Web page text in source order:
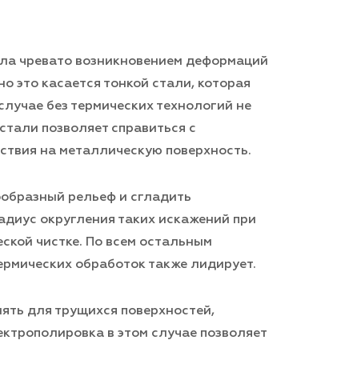
чревато возникновением деформаций
это касается тонкой стали, которая
без термических технологий не
позволяет справиться с
на металлическую поверхность.
рельеф и сгладить
округления таких искажений при
чистке. По всем остальным
обработок также лидирует.
для трущихся поверхностей,
в этом случае позволяет